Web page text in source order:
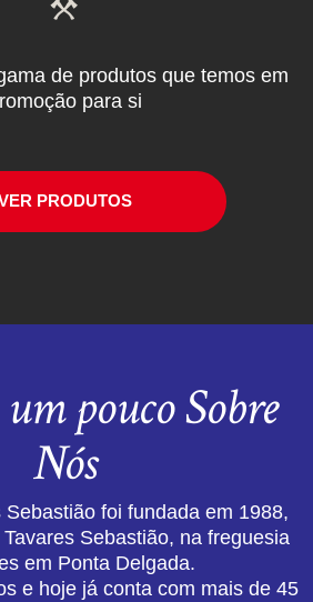
de produtos que temos em
para si
PRODUTOS
pouco Sobre
Nós
foi fundada em 1988,
Sebastião, na freguesia
em Ponta Delgada.
e hoje já conta com mais de 45